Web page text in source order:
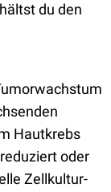
du den
Hautkrebs
oder
Zellkultur-